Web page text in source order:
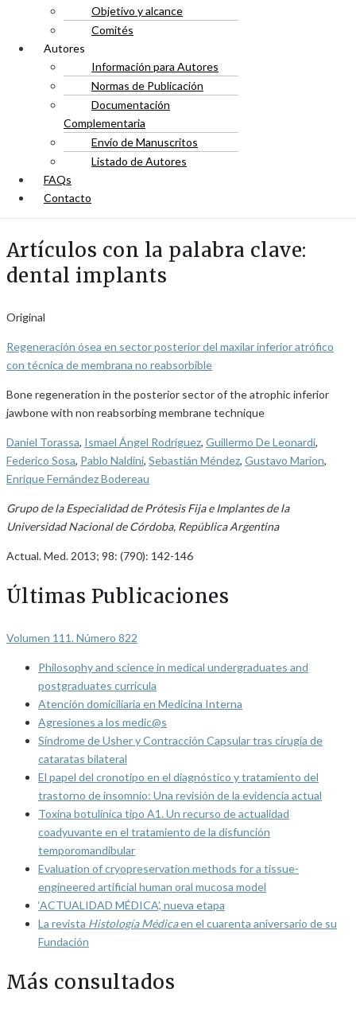
Objetivo y alcance
Comités
Autores
Información para Autores
Normas de Publicación
Documentación
Complementaria
Envío de Manuscritos
Listado de Autores
FAQs
Contacto
Artículos con la palabra clave:
dental implants
Original
Regeneración ósea en sector posterior del maxilar inferior atrófico
con técnica de membrana no reabsorbible
Bone regeneration in the posterior sector of the atrophic inferior
jawbone with non reabsorbing membrane technique
Daniel Torassa, Ismael Ángel Rodríguez, Guillermo De Leonardi,
Federico Sosa, Pablo Naldini, Sebastián Méndez, Gustavo Marion,
Enrique Fernández Bodereau
Grupo de la Especialidad de Prótesis Fija e Implantes de la
Universidad Nacional de Córdoba, República Argentina
Actual. Med. 2013; 98: (790): 142-146
Últimas Publicaciones
Volumen 111. Número 822
Philosophy and science in medical undergraduates and
postgraduates curricula
Atención domiciliaria en Medicina Interna
Agresiones a los medic@s
Síndrome de Usher y Contracción Capsular tras cirugía de
cataratas bilateral
El papel del cronotipo en el diagnóstico y tratamiento del
trastorno de insomnio: Una revisión de la evidencia actual
Toxina botulínica tipo A1. Un recurso de actualidad
coadyuvante en el tratamiento de la disfunción
temporomandibular
Evaluation of cryopreservation methods for a tissue-
engineered artificial human oral mucosa model
‘ACTUALIDAD MÉDICA’, nueva etapa
La revista Histología Médicaen el cuarenta aniversario de su
Fundación
Más consultados